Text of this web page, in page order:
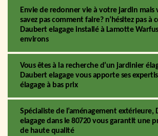
Envie de redonner vie à votre jardin mais
savez pas comment faire? n’hésitez pas à
Daubert elagage installé à Lamotte
environs
Vous êtes à la recherche d’un jardinier
Daubert elagage vous apporte ses
élagage à bas prix
Spécialiste de l’aménagement extérieure,
elagage dans le 80720 vous garantit une
de haute qualité